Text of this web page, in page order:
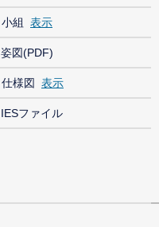
小組
姿図(PDF)
仕様図
IESファイル